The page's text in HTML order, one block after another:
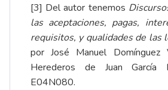
[3] Del autor tenemos
las aceptaciones, pagas,
requisitos, y qualidades de las
por José Manuel Domínguez
Herederos de Juan García
E04N080.